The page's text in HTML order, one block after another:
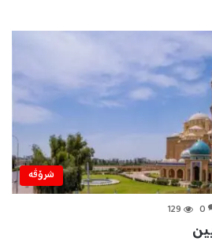
شرۆڤه‌
0
129